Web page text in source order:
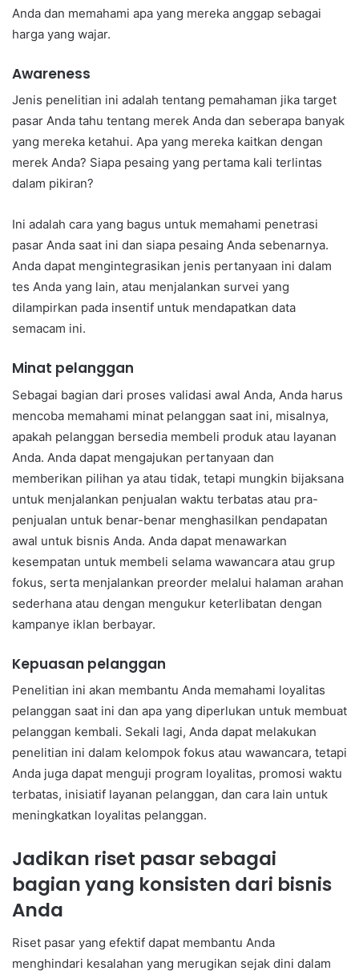
Anda dan memahami apa yang mereka anggap sebagai
harga yang wajar.
Awareness
Jenis penelitian ini adalah tentang pemahaman jika target
pasar Anda tahu tentang merek Anda dan seberapa banyak
yang mereka ketahui. Apa yang mereka kaitkan dengan
merek Anda? Siapa pesaing yang pertama kali terlintas
dalam pikiran?
Ini adalah cara yang bagus untuk memahami penetrasi
pasar Anda saat ini dan siapa pesaing Anda sebenarnya.
Anda dapat mengintegrasikan jenis pertanyaan ini dalam
tes Anda yang lain, atau menjalankan survei yang
dilampirkan pada insentif untuk mendapatkan data
semacam ini.
Minat pelanggan
Sebagai bagian dari proses validasi awal Anda, Anda harus
mencoba memahami minat pelanggan saat ini, misalnya,
apakah pelanggan bersedia membeli produk atau layanan
Anda. Anda dapat mengajukan pertanyaan dan
memberikan pilihan ya atau tidak, tetapi mungkin bijaksana
untuk menjalankan penjualan waktu terbatas atau pra-
penjualan untuk benar-benar menghasilkan pendapatan
awal untuk bisnis Anda. Anda dapat menawarkan
kesempatan untuk membeli selama wawancara atau grup
fokus, serta menjalankan preorder melalui halaman arahan
sederhana atau dengan mengukur keterlibatan dengan
kampanye iklan berbayar.
Kepuasan pelanggan
Penelitian ini akan membantu Anda memahami loyalitas
pelanggan saat ini dan apa yang diperlukan untuk membuat
pelanggan kembali. Sekali lagi, Anda dapat melakukan
penelitian ini dalam kelompok fokus atau wawancara, tetapi
Anda juga dapat menguji program loyalitas, promosi waktu
terbatas, inisiatif layanan pelanggan, dan cara lain untuk
meningkatkan loyalitas pelanggan.
Jadikan riset pasar sebagai
bagian yang konsisten dari bisnis
Anda
Riset pasar yang efektif dapat membantu Anda
menghindari kesalahan yang merugikan sejak dini dalam